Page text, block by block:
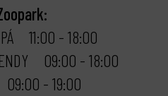
11:00 - 18:00
09:00 - 18:00
- 19:00